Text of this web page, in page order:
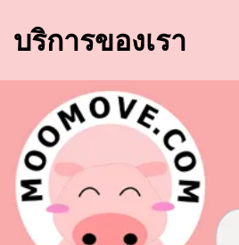
บริการของเรา